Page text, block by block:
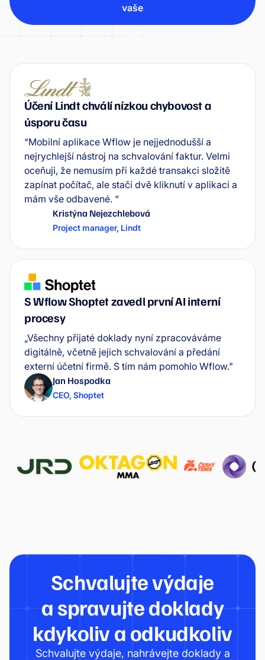
vaše
Účení Lindt chválí nízkou chybovost a
úsporu času
“Mobilní aplikace Wflow je nejjednodušší a
nejrychlejší nástroj na schvalování faktur. Velmi
oceňuji, že nemusím při každé transakci složitě
zapínat počítač, ale stačí dvě kliknutí v aplikaci a
mám vše odbavené. “
Kristýna Nejezchlebová
Project manager, Lindt
S Wflow Shoptet zavedl první AI interní
procesy
„Všechny přijaté doklady nyní zpracováváme
digitálně, včetně jejich schvalování a předání
externí účetní firmě. S tím nám pomohlo Wflow."
Jan Hospodka
CEO, Shoptet
Schvalujte výdaje
a spravujte doklady
kdykoliv a odkudkoliv
Schvalujte výdaje, nahrávejte doklady a